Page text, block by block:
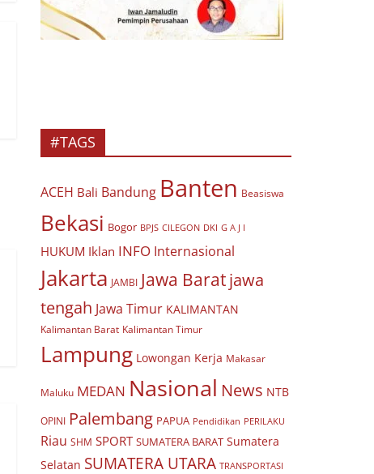
#TAGS
ACEH Bali Bandung Banten Beasiswa
Bekasi Bogor BPJS CILEGON DKI G A J I
HUKUM Iklan INFO Internasional
Jakarta JAMBI Jawa Baratjawa
tengah Jawa Timur KALIMANTAN
Kalimantan Barat Kalimantan Timur
Lampung Lowongan Kerja Makasar
Maluku MEDAN Nasional News NTB
OPINI Palembang PAPUA Pendidikan PERILAKU
Riau SHM SPORT SUMATERA BARAT Sumatera
Selatan SUMATERA UTARA TRANSPORTASI